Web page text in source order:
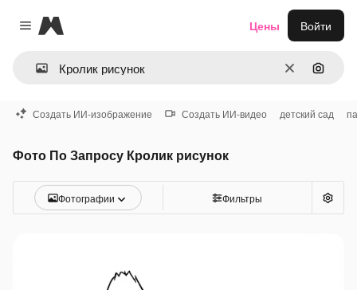
Close menu
Magnific
ОчиститьПоиск
Цены Войти
Создать ИИ-изображение Создать ИИ-видео детский сад
Фото По Запросу Кролик рисунок
Фотографии Фильтры